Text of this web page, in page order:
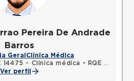
Pereira De Andrade
Barros
Geral Clínica Médica
14475 - Clínica médica •
RQE 17646 - Cardiologia
Ver perfil